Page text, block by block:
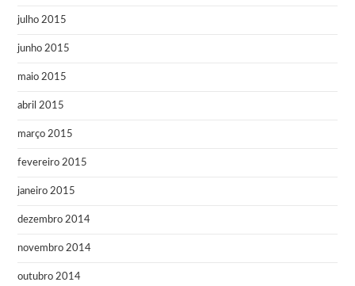
julho 2015
junho 2015
maio 2015
abril 2015
março 2015
fevereiro 2015
janeiro 2015
dezembro 2014
novembro 2014
outubro 2014